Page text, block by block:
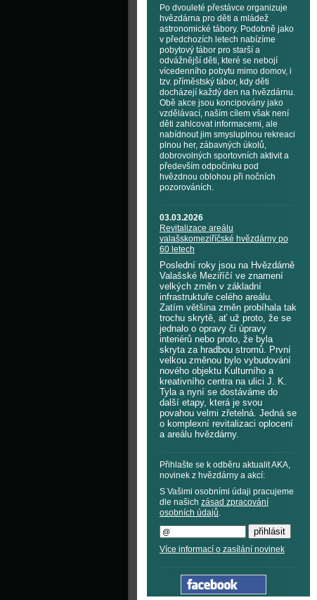
Po dvouleté přestávce organizuje
hvězdárna pro děti a mládež
astronomické tábory. Podobně jako
v předchozích letech nabízíme
pobytový tábor pro starší a
odvážnější děti, které se nebojí
vícedenního pobytu mimo domov, i
tzv. příměstský tábor, kdy děti
docházejí každý den na hvězdárnu.
Obě akce jsou koncipovány jako
vzdělávací, naším cílem však není
děti zahlcovat informacemi, ale
nabídnout jim smysluplnou rekreaci
plnou her, zábavných úkolů,
dobrovolných sportovních aktivit a
především odpočinku pod
hvězdnou oblohou při nočních
pozorováních.
03.03.2026
Revitalizace areálu
valašskomeziříčské hvězdárny po
60 letech
Poslední roky jsou na Hvězdárně
Valašské Meziříčí ve znamení
velkých změn v základní
infrastruktuře celého areálu.
Zatím většina změn probíhala tak
trochu skrytě, ať už proto, že se
jednalo o opravy či úpravy
interiérů nebo proto, že byla
skryta za hradbou stromů. První
velkou změnou bylo vybudování
nového objektu Kulturního a
kreativního centra na ulici J. K.
Tyla a nyní se dostáváme do
další etapy, která je svou
povahou velmi zřetelná. Jedná se
o komplexní revitalizaci oplocení
a areálu hvězdárny.
Přihlašte se k odběru aktualit AKA,
novinek z hvězdárny a akcí:
S Vašimi osobními údaji pracujeme
dle našich zásad zpracování
osobních údajů.
Více informací o zasílání novinek